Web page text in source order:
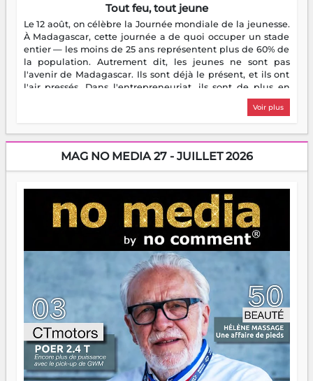
Tout feu, tout jeune
Le 12 août, on célèbre la Journée mondiale de la jeunesse.
À Madagascar, cette journée a de quoi occuper un stade
entier — les moins de 25 ans représentent plus de 60% de
la population. Autrement dit, les jeunes ne sont pas
l'avenir de Madagascar. Ils sont déjà le présent, et ils ont
l'air pressés. Dans l'entrepreneuriat, ils sont de plus en
plus nombreux à se lancer, à créer, à risquer — souvent
sans filet, souvent sans aide, mais toujours avec cette
dorment vraiment la nuit. En culture, les nouvelles sont
encore meilleures. Aina Rasamoelina vient de décrocher le
Prix RFI Instrumental Afrique. Miangaly Elia rafle le Prix
jeunes qui tiennent la torche. Alors oui, on pourrait
s'arrêter là, applaudir et rentrer chez soi satisfait. Mais ce
serait passer à côté d'une chose essentielle. La fougue, ça
brûle fort — et parfois, ça brûle vite. Une flamme sans
direction peut éclairer autant qu'elle peut consumer. C'est
là que les aînés entrent en scène — pas pour reprendre le
gouvernail, mais pour montrer où sont les récifs. Les jeunes
ont la force, les vieux ont l'expérience, comme on dit. Ce
n'est pas un combat de générations — c'est une question
d'équipage. Partagez vos réussites, mais aussi vos échecs.
Surtout vos échecs, d'ailleurs — ils enseignent mieux que
n'importe quel manuel. À Madagascar, la barque avance.
Il faut juste s'assurer que tout le monde rame dans le
même sens.
Voir plus
MAG NO MEDIA 27 - JUILLET 2026